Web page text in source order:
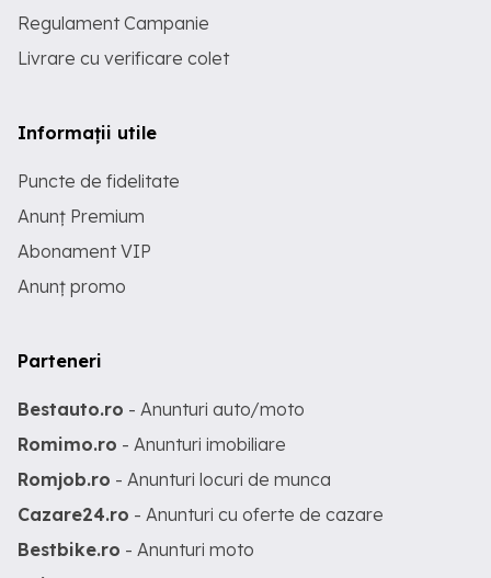
Regulament Campanie
Livrare cu verificare colet
Informații utile
Puncte de fidelitate
Anunț Premium
Abonament VIP
Anunț promo
Parteneri
Bestauto.ro - Anunturi auto/moto
Romimo.ro - Anunturi imobiliare
Romjob.ro - Anunturi locuri de munca
Cazare24.ro - Anunturi cu oferte de cazare
Bestbike.ro - Anunturi moto